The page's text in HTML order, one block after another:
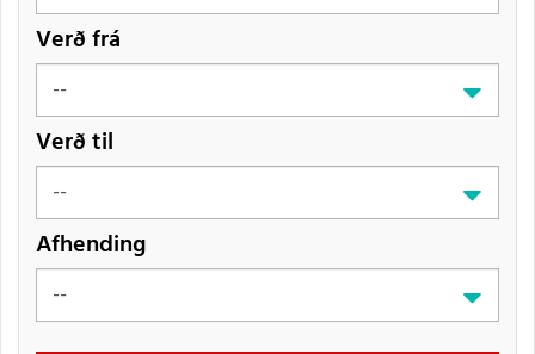
Verð frá
Verð til
Afhending